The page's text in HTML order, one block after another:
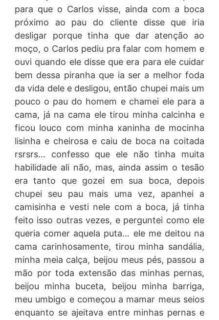
para que o Carlos visse, ainda com a boca
próximo ao pau do cliente disse que iria
desligar porque tinha que dar atenção ao
moço, o Carlos pediu pra falar com homem e
ouvi quando ele disse que era para ele cuidar
bem dessa piranha que ia ser a melhor foda
da vida dele e desligou, então chupei mais um
pouco o pau do homem e chamei ele para a
cama, já na cama ele tirou minha calcinha e
ficou louco com minha xaninha de mocinha
lisinha e cheirosa e caiu de boca na coitada
rsrsrs… confesso que ele não tinha muita
habilidade ali não, mas, ainda assim o tesão
era tanto que gozei em sua boca, depois
chupei seu pau mais uma vez, apanhei a
camisinha e vesti nele com a boca, já tinha
feito isso outras vezes, e perguntei como ele
queria comer aquela puta… ele me deitou na
cama carinhosamente, tirou minha sandália,
minha meia calça, beijou meus pés, passou a
mão por toda extensão das minhas pernas,
beijou minha buceta, beijou minha barriga,
meu umbigo e começou a mamar meus seios
enquanto se ajeitava entre minhas pernas e